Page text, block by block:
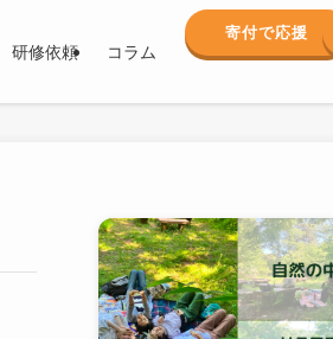
研修依頼 コラム
寄付で応援